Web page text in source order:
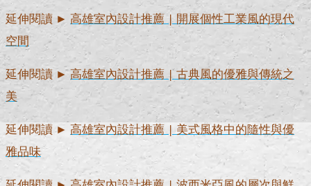
延伸閱讀 ► 高雄室內設計推薦 | 開展個性工業風的現代
空間
延伸閱讀 ►高雄室內設計推薦 | 古典風的優雅與傳統之
美
延伸閱讀 ► 高雄室內設計推薦 | 美式風格中的隨性與優
雅品味